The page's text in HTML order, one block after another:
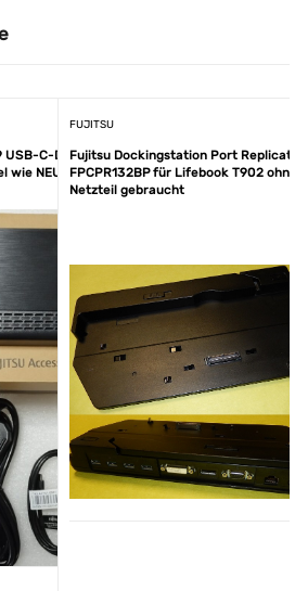
USB-C-Dock. +
wie NEU
FUJITSU
Fujitsu Dockingstation Port
FPCPR132BP für Lifebook T902
Netzteil gebraucht